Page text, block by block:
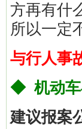
方再有什
所以一定
与行人事
◆ 机动车
建议报案